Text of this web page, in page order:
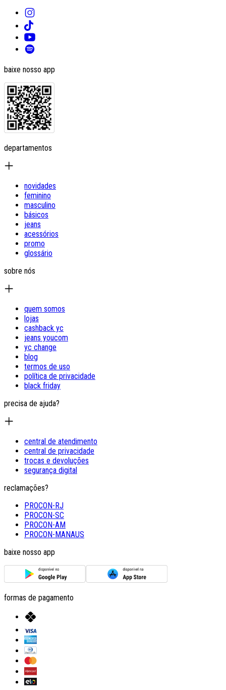
baixe nosso app
departamentos
novidades
feminino
masculino
básicos
jeans
acessórios
promo
glossário
sobre nós
quem somos
lojas
cashback yc
jeans youcom
yc change
blog
termos de uso
política de privacidade
black friday
precisa de ajuda?
central de atendimento
central de privacidade
trocas e devoluções
segurança digital
reclamações?
PROCON-RJ
PROCON-SC
PROCON-AM
PROCON-MANAUS
baixe nosso app
formas de pagamento